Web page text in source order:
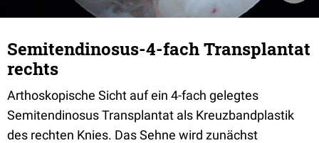
Semitendinosus-4-fach Transplantat
rechts
Arthoskopische Sicht auf ein 4-fach gelegtes
Semitendinosus Transplantat als Kreuzbandplastik
des rechten Knies. Das Sehne wird zunächst